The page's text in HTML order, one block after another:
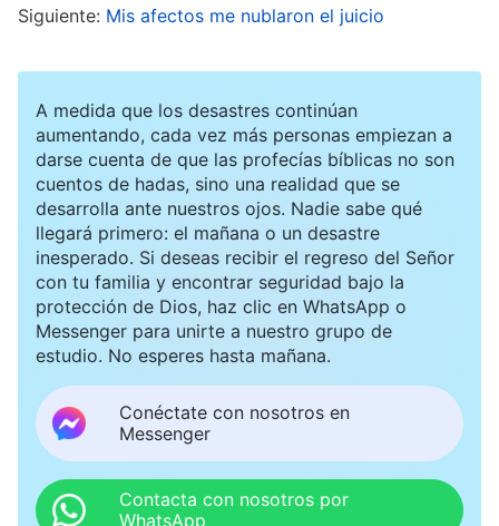
personas vulneren los principios y cometan
visto que algunos anticristos han quedado en
evidencia y han sido descartados después de
que los podaran y trataran severamente. Han
visto estas cosas con sus propios ojos. ¿Por
qué los anticristos actúan con tanta prudencia?
Sin duda, una razón es que temen quedar en
evidencia y que los descarten. Piensan: ‘He de
tener cuidado, después de todo, “La precaución
es la madre de la seguridad” y “Los buenos
viven en paz”. Debo seguir estos principios y
advertirme en todo momento evitar hacer el
mal o meterme en problemas, y debo reprimir mi
Siguiente: Mis afectos me nublaron el juicio
A medida que los desastres continúan
aumentando, cada vez más personas empiezan a
darse cuenta de que las profecías bíblicas no son
cuentos de hadas, sino una realidad que se
desarrolla ante nuestros ojos. Nadie sabe qué
llegará primero: el mañana o un desastre
inesperado. Si deseas recibir el regreso del Señor
con tu familia y encontrar seguridad bajo la
protección de Dios, haz clic en WhatsApp o
Messenger para unirte a nuestro grupo de
estudio. No esperes hasta mañana.
Conéctate con nosotros en
Messenger
Contacta con nosotros por
WhatsApp